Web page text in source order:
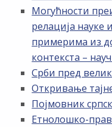
Могућности
релација науке
примерима из
контекста –
Срби пред
Откривање
Појмовник
Етнолошко-